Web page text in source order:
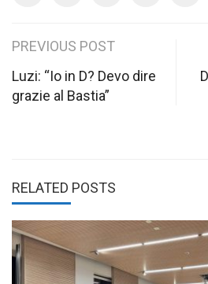
Post
navigation
PREVIOUS POST
Luzi: “Io in D? Devo dire
grazie al Bastia”
RELATED POSTS